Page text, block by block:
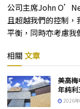
公司主席John
且超越我們的控制
平衡，同時亦考慮我
相關 文章
美高梅
年純利
2026